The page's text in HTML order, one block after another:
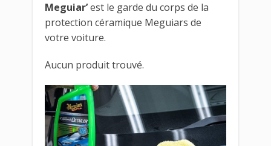
Meguiar’est le garde du corps de la
protection céramique Meguiars de
votre voiture.
Aucun produit trouvé.